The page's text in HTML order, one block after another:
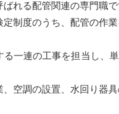
れる配管関連の専門職で
制度のうち、配管の作
一連の工事を担当し、
空調の設置、水回り器具